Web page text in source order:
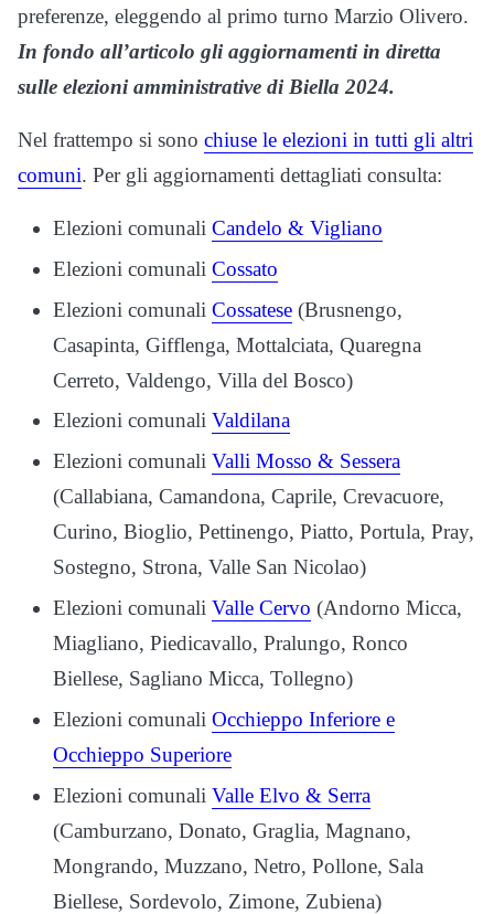
preferenze, eleggendo al primo turno Marzio Olivero.
In fondo all’articolo gli aggiornamenti in diretta
sulle elezioni amministrative di Biella 2024.
Nel frattempo si sono chiuse le elezioni in tutti gli altri
comuni. Per gli aggiornamenti dettagliati consulta:
Elezioni comunali Candelo & Vigliano
Elezioni comunali Cossato
Elezioni comunali Cossatese (Brusnengo,
Casapinta, Gifflenga, Mottalciata, Quaregna
Cerreto, Valdengo, Villa del Bosco)
Elezioni comunali Valdilana
Elezioni comunali Valli Mosso & Sessera
(Callabiana, Camandona, Caprile, Crevacuore,
Curino, Bioglio, Pettinengo, Piatto, Portula, Pray,
Sostegno, Strona, Valle San Nicolao)
Elezioni comunali Valle Cervo (Andorno Micca,
Miagliano, Piedicavallo, Pralungo, Ronco
Biellese, Sagliano Micca, Tollegno)
Elezioni comunali Occhieppo Inferiore e
Occhieppo Superiore
Elezioni comunali Valle Elvo & Serra
(Camburzano, Donato, Graglia, Magnano,
Mongrando, Muzzano, Netro, Pollone, Sala
Biellese, Sordevolo, Zimone, Zubiena)